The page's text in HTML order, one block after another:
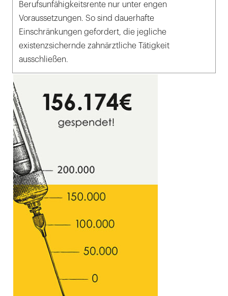
Berufsunfähigkeitsrente nur unter engen
Voraussetzungen. So sind dauerhafte
Einschränkungen gefordert, die jegliche
existenzsichernde zahnärztliche Tätigkeit
ausschließen.